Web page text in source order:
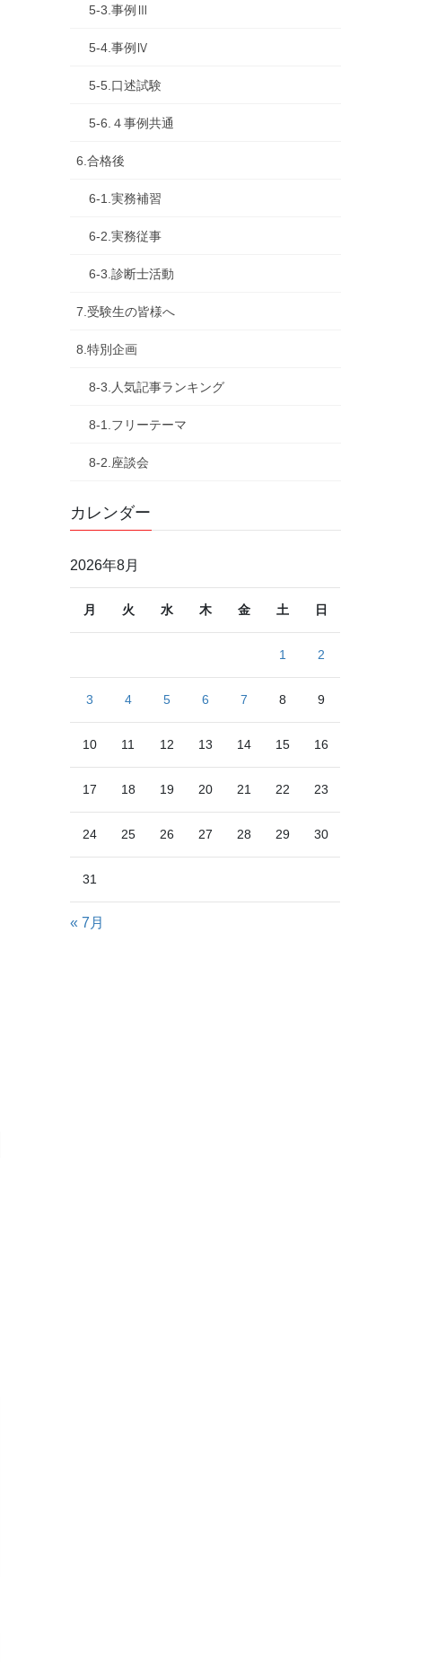
5-3.事例Ⅲ
5-4.事例Ⅳ
5-5.口述試験
5-6.４事例共通
6.合格後
6-1.実務補習
6-2.実務従事
6-3.診断士活動
7.受験生の皆様へ
8.特別企画
8-3.人気記事ランキング
8-1.フリーテーマ
8-2.座談会
カレンダー
2026年8月
月 火 水 木 金 土 日
1 2
3 4 5 6 7 8 9
10 11 12 13 14 15 16
17 18 19 20 21 22 23
24 25 26 27 28 29 30
31
« 7月